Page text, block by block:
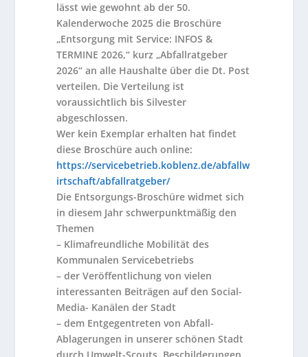
lässt wie gewohnt ab der 50.
Kalenderwoche 2025 die Broschüre
„Entsorgung mit Service: INFOS &
TERMINE 2026,“ kurz „Abfallratgeber
2026“ an alle Haushalte über die Dt. Post
verteilen. Die Verteilung ist
voraussichtlich bis Silvester
abgeschlossen.
Wer kein Exemplar erhalten hat findet
diese Broschüre auch online:
https://servicebetrieb.koblenz.de/abfallw
irtschaft/abfallratgeber/
Die Entsorgungs-Broschüre widmet sich
in diesem Jahr schwerpunktmäßig den
Themen
– Klimafreundliche Mobilität des
Kommunalen Servicebetriebs
– der Veröffentlichung von vielen
interessanten Beiträgen auf den Social-
Media- Kanälen der Stadt
– dem Entgegentreten von Abfall-
Ablagerungen in unserer schönen Stadt